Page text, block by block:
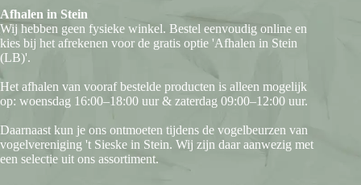
Afhalen in Stein
Wij hebben geen fysieke winkel. Bestel eenvoudig online en
kies bij het afrekenen voor de gratis optie 'Afhalen in Stein
(LB)'.
Het afhalen van vooraf bestelde producten is alleen mogelijk
op: woensdag 16:00–18:00 uur & zaterdag 09:00–12:00 uur.
Daarnaast kun je ons ontmoeten tijdens de vogelbeurzen van
vogelvereniging 't Sieske in Stein. Wij zijn daar aanwezig met
een selectie uit ons assortiment.